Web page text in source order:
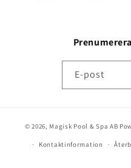
E-post
© 2026, Magisk Pool & Spa AB
Kontaktinformation